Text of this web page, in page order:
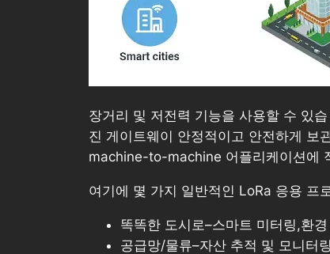
장거리 및 저전력 기능을 사용할 수 있
진 게이트웨이 안정적이고 안전하게 보
machine-to-machine 어플리케이션에
여기에 몇 가지 일반적인 LoRa 응용 프
똑똑한 도시로–스마트 미터링,환
공급망/물류–자산 추적 및 모니터